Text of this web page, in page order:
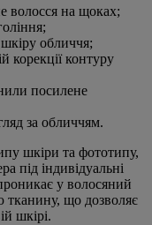
волосся на щоках;
обличчя;
корекції контуру
посилене
за обличчям.
шкіри та фототипу,
під індивідуальні
у волосяний
що дозволяє
шкірі.